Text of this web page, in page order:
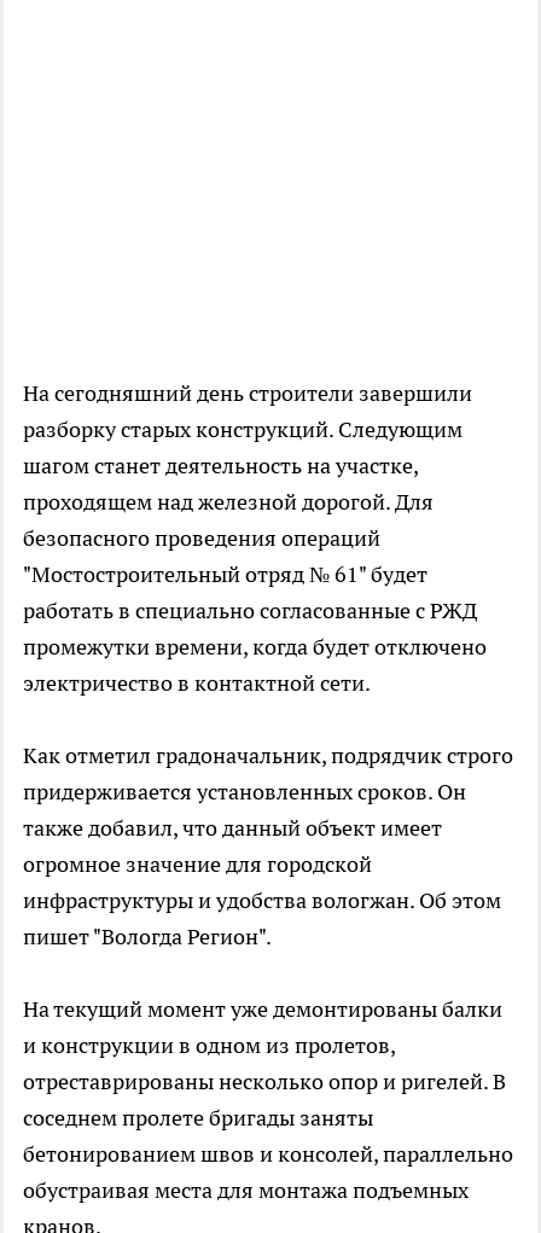
На сегодняшний день строители завершили
разборку старых конструкций. Следующим
шагом станет деятельность на участке,
проходящем над железной дорогой. Для
безопасного проведения операций
"Мостостроительный отряд № 61" будет
работать в специально согласованные с РЖД
промежутки времени, когда будет отключено
электричество в контактной сети.
Как отметил градоначальник, подрядчик строго
придерживается установленных сроков. Он
также добавил, что данный объект имеет
огромное значение для городской
инфраструктуры и удобства вологжан. Об этом
пишет "Вологда Регион".
На текущий момент уже демонтированы балки
и конструкции в одном из пролетов,
отреставрированы несколько опор и ригелей. В
соседнем пролете бригады заняты
бетонированием швов и консолей, параллельно
обустраивая места для монтажа подъемных
кранов.